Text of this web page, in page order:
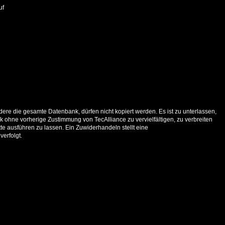
die gesamte Datenbank, dürfen nicht kopiert werden. Es ist zu unterlassen,
ohne vorherige Zustimmung von TecAlliance zu vervielfältigen, zu verbreiten
ausführen zu lassen. Ein Zuwiderhandeln stellt eine